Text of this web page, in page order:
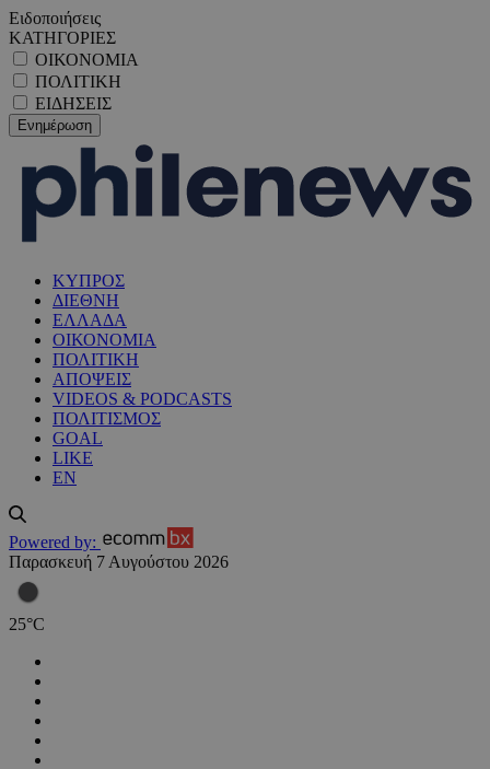
Ειδοποιήσεις
ΚΑΤΗΓΟΡΙΕΣ
ΟΙΚΟΝΟΜΙΑ
ΠΟΛΙΤΙΚΗ
ΕΙΔΗΣΕΙΣ
ΚΥΠΡΟΣ
ΔΙΕΘΝΗ
ΕΛΛΑΔΑ
ΟΙΚΟΝΟΜΙΑ
ΠΟΛΙΤΙΚΗ
ΑΠΟΨΕΙΣ
VIDEOS & PODCASTS
ΠΟΛΙΤΙΣΜΟΣ
GOAL
LIKE
EN
Powered by:
Παρασκευή 7 Αυγούστου 2026
25°C